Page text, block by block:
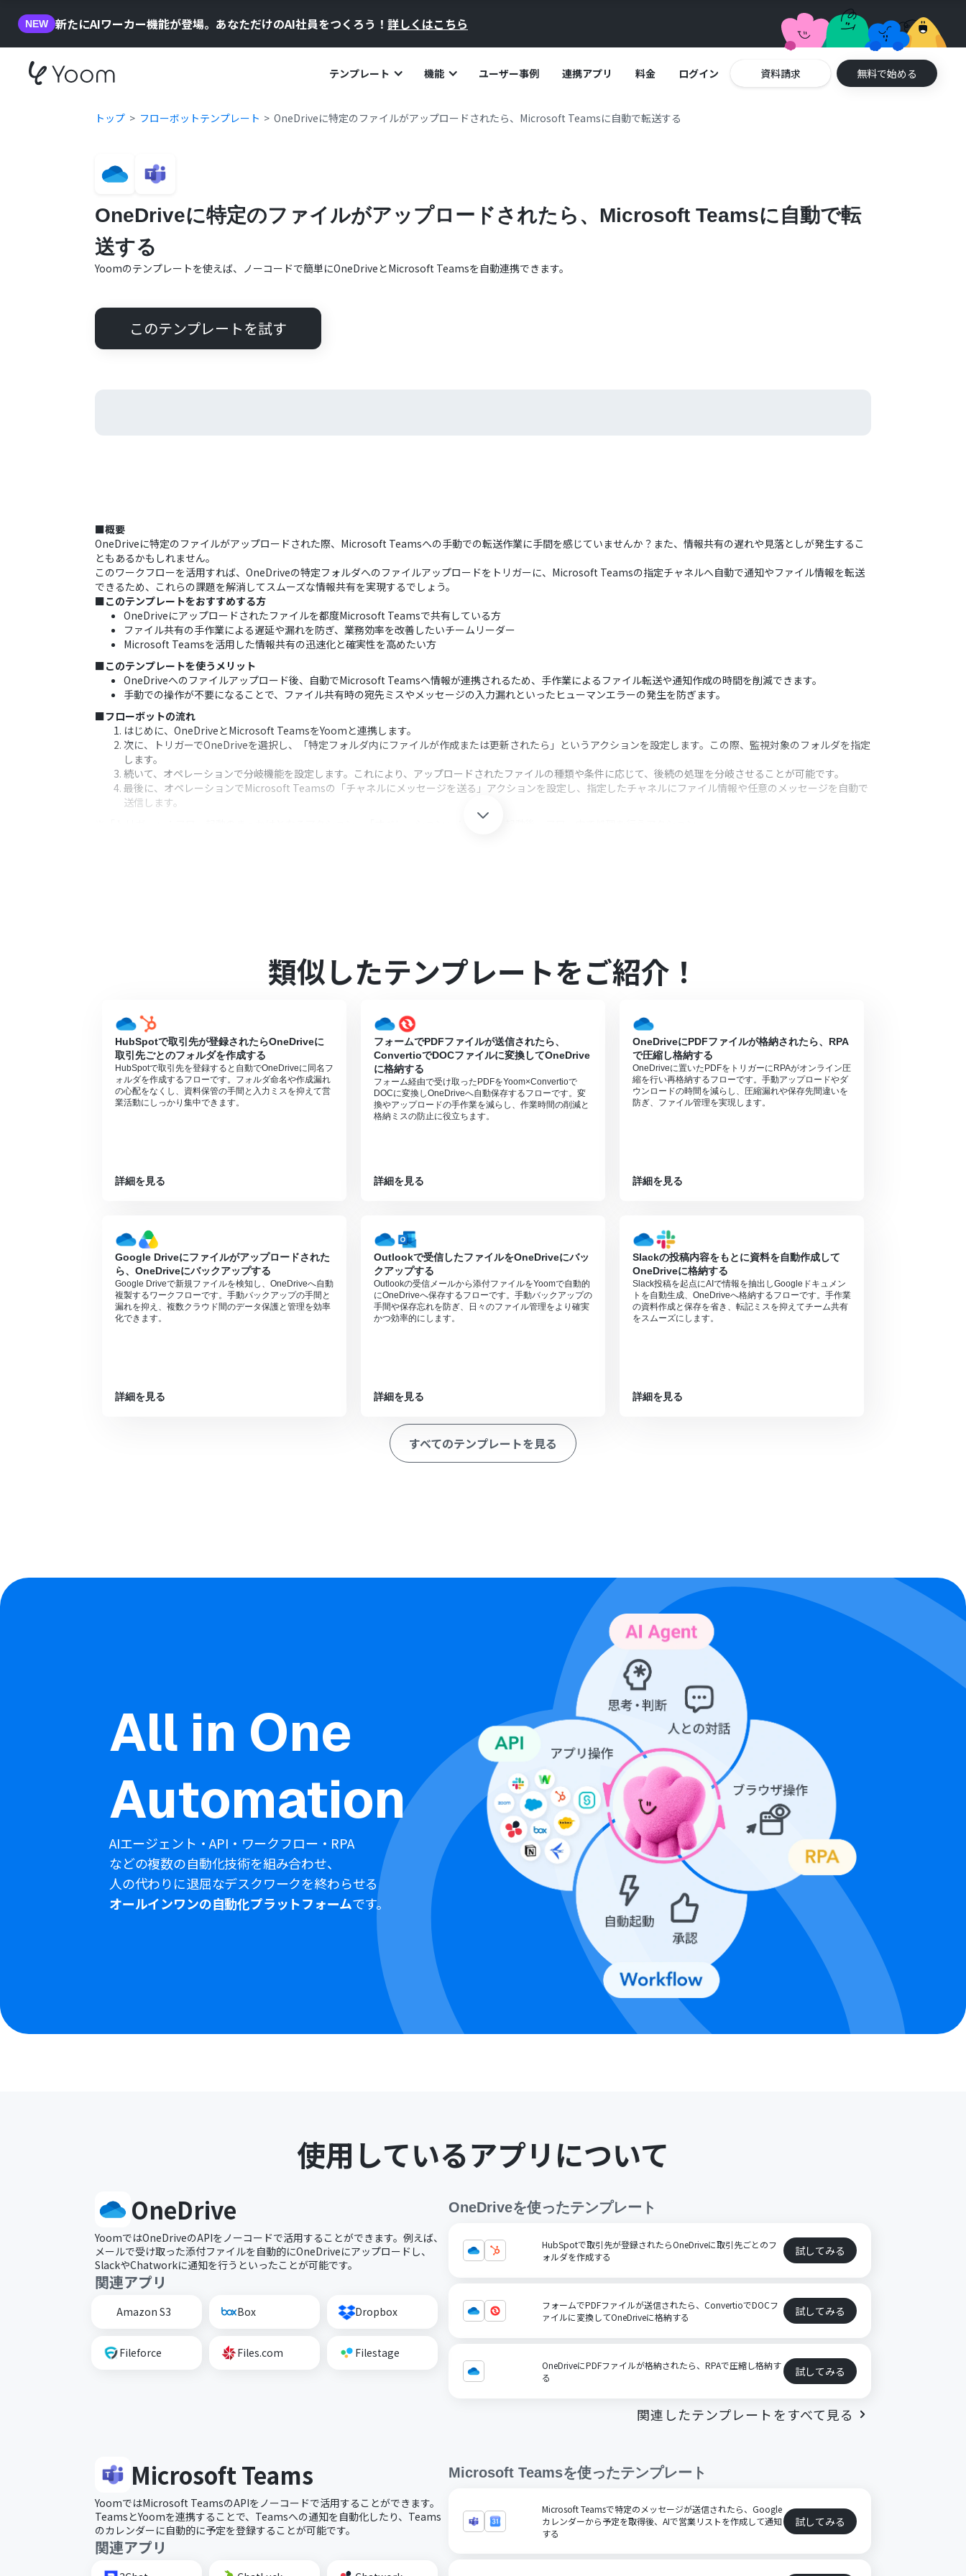
NEW 新たにAIワーカー機能が登場。あなただけのAI社員をつくろう！ 詳しくはこちら
テンプレート 機能 ユーザー事例 連携アプリ 料金 ログイン 資料請求 無料で始める
トップ フローボットテンプレート OneDriveに特定のファイルがアップロードされたら、Microsoft Teamsに自動で転送する
OneDriveに特定のファイルがアップロードされたら、Microsoft Teamsに自動で転
送する
Yoomのテンプレートを使えば、ノーコードで簡単にOneDriveとMicrosoft Teamsを自動連携できます。
このテンプレートを試す
■概要
OneDriveに特定のファイルがアップロードされた際、Microsoft Teamsへの手動での転送作業に手間を感じていませんか？また、情報共有の遅れや見落としが発生するこ
ともあるかもしれません。
このワークフローを活用すれば、OneDriveの特定フォルダへのファイルアップロードをトリガーに、Microsoft Teamsの指定チャネルへ自動で通知やファイル情報を転送
できるため、これらの課題を解消してスムーズな情報共有を実現するでしょう。
■このテンプレートをおすすめする方
OneDriveにアップロードされたファイルを都度Microsoft Teamsで共有している方
ファイル共有の手作業による遅延や漏れを防ぎ、業務効率を改善したいチームリーダー
Microsoft Teamsを活用した情報共有の迅速化と確実性を高めたい方
■このテンプレートを使うメリット
OneDriveへのファイルアップロード後、自動でMicrosoft Teamsへ情報が連携されるため、手作業によるファイル転送や通知作成の時間を削減できます。
手動での操作が不要になることで、ファイル共有時の宛先ミスやメッセージの入力漏れといったヒューマンエラーの発生を防ぎます。
■フローボットの流れ
はじめに、OneDriveとMicrosoft TeamsをYoomと連携します。
次に、トリガーでOneDriveを選択し、「特定フォルダ内にファイルが作成または更新されたら」というアクションを設定します。この際、監視対象のフォルダを指定
します。
続いて、オペレーションで分岐機能を設定します。これにより、アップロードされたファイルの種類や条件に応じて、後続の処理を分岐させることが可能です。
最後に、オペレーションでMicrosoft Teamsの「チャネルにメッセージを送る」アクションを設定し、指定したチャネルにファイル情報や任意のメッセージを自動で
送信します。
OneDrive、Microsoft TeamsのそれぞれとYoomを連携してください。
Microsoft 365（旧Office 365）には、家庭向けプランと一般法人向けプラン（Microsoft365 Business）があり、一般法人向けプランに加入していない場合には認証
ョンはエラーとなりますので、ご注意ください。
パーソナルプランなどの有料プランは、2週間の無料トライアルを行うことが可能です。無料トライアル中には制限対象のアプリや機能（オペレーション）を使用す
ることができます。詳しくは、料金プランのページをご参照ください。
トリガーは5分、10分、15分、30分、60分の間隔で起動間隔を選択できます。
ご利用プランによって最短の起動間隔が異なりますので、ご注意ください。
類似したテンプレートをご紹介！
HubSpotで取引先が登録されたらOneDriveに
取引先ごとのフォルダを作成する
HubSpotで取引先を登録すると自動でOneDriveに同名フ
ォルダを作成するフローです。フォルダ命名や作成漏れ
の心配をなくし、資料保管の手間と入力ミスを抑えて営
業活動にしっかり集中できます。
詳細を見る
フォームでPDFファイルが送信されたら、
ConvertioでDOCファイルに変換してOneDrive
に格納する
フォーム経由で受け取ったPDFをYoom×Convertioで
DOCに変換しOneDriveへ自動保存するフローです。変
換やアップロードの手作業を減らし、作業時間の削減と
格納ミスの防止に役立ちます。
詳細を見る
OneDriveにPDFファイルが格納されたら、RPA
で圧縮し格納する
OneDriveに置いたPDFをトリガーにRPAがオンライン圧
縮を行い再格納するフローです。手動アップロードやダ
ウンロードの時間を減らし、圧縮漏れや保存先間違いを
防ぎ、ファイル管理を実現します。
詳細を見る
Google Driveにファイルがアップロードされた
ら、OneDriveにバックアップする
Google Driveで新規ファイルを検知し、OneDriveへ自動
複製するワークフローです。手動バックアップの手間と
漏れを抑え、複数クラウド間のデータ保護と管理を効率
化できます。
詳細を見る
Outlookで受信したファイルをOneDriveにバッ
クアップする
Outlookの受信メールから添付ファイルをYoomで自動的
にOneDriveへ保存するフローです。手動バックアップの
手間や保存忘れを防ぎ、日々のファイル管理をより確実
かつ効率的にします。
詳細を見る
Slackの投稿内容をもとに資料を自動作成して
OneDriveに格納する
Slack投稿を起点にAIで情報を抽出しGoogleドキュメン
トを自動生成、OneDriveへ格納するフローです。手作業
の資料作成と保存を省き、転記ミスを抑えてチーム共有
をスムーズにします。
詳細を見る
すべてのテンプレートを見る
All in One
Automation
AIエージェント・API・ワークフロー・RPA
などの複数の自動化技術を組み合わせ、
人の代わりに退屈なデスクワークを終わらせる
オールインワンの自動化プラットフォームです。
使用しているアプリについて
OneDrive
YoomではOneDriveのAPIをノーコードで活用することができます。例えば、
メールで受け取った添付ファイルを自動的にOneDriveにアップロードし、
SlackやChatworkに通知を行うといったことが可能です。
関連アプリ
Amazon S3 Box Dropbox
Fileforce Files.com Filestage
OneDriveを使ったテンプレート
HubSpotで取引先が登録されたらOneDriveに取引先ごとのフ
ォルダを作成する
試してみる
フォームでPDFファイルが送信されたら、ConvertioでDOCフ
ァイルに変換してOneDriveに格納する
試してみる
OneDriveにPDFファイルが格納されたら、RPAで圧縮し格納す
る
試してみる
関連したテンプレートをすべて見る
Microsoft Teams
YoomではMicrosoft TeamsのAPIをノーコードで活用することができます。
TeamsとYoomを連携することで、Teamsへの通知を自動化したり、Teams
のカレンダーに自動的に予定を登録することが可能です。
関連アプリ
Microsoft Teamsを使ったテンプレート
Microsoft Teamsで特定のメッセージが送信されたら、Google
カレンダーから予定を取得後、AIで営業リストを作成して通知
する
試してみる